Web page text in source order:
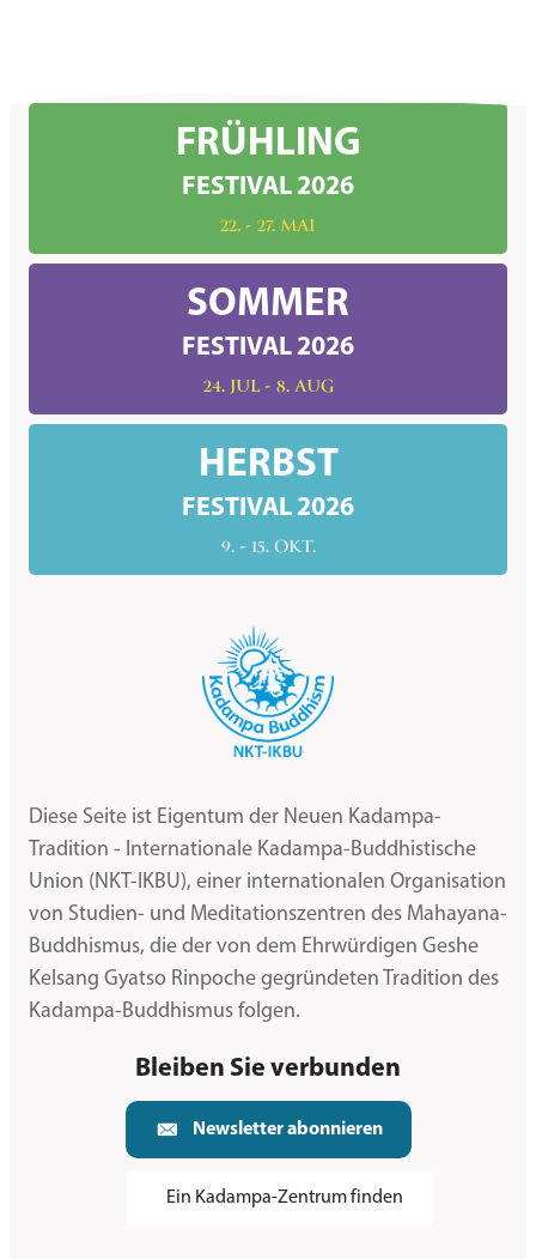
FRÜHLING
FESTIVAL 2026
22. - 27. MAI
SOMMER
FESTIVAL 2026
24. JUL - 8. AUG
HERBST
FESTIVAL 2026
9. - 15. OKT.
Diese Seite ist Eigentum der Neuen Kadampa-
Tradition - Internationale Kadampa-Buddhistische
Union (NKT-IKBU), einer internationalen Organisation
von Studien- und Meditationszentren des Mahayana-
Buddhismus, die der von dem Ehrwürdigen Geshe
Kelsang Gyatso Rinpoche gegründeten Tradition des
Kadampa-Buddhismus folgen.
Bleiben Sie verbunden
Newsletter abonnieren
Ein Kadampa-Zentrum finden